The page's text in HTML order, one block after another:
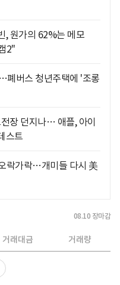
, 원가의 62%는 메모
2"
폐버스 청년주택에 '조롱
장 던지나… 애플, 아이
스트
락가락…개미들 다시 美
08.10 장마감
거래대금 거래량